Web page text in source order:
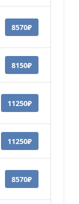
8570₽
8150₽
11250₽
11250₽
8570₽